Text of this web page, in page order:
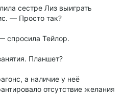
сестре Лиз выиграть
— Просто так?
спросила Тейлор.
Планшет?
а наличие у неё
отсутствие желания